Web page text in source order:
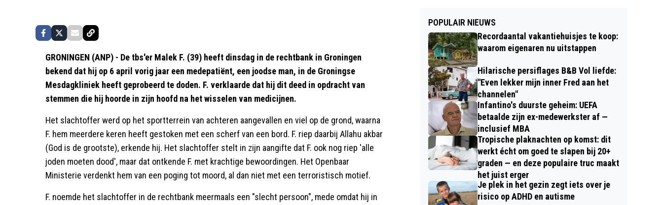
GRONINGEN (ANP) - De tbs'er Malek F. (39) heeft dinsdag in de rechtbank in Groningen
bekend dat hij op 6 april vorig jaar een medepatiënt, een joodse man, in de Groningse
Mesdagkliniek heeft geprobeerd te doden. F. verklaarde dat hij dit deed in opdracht van
stemmen die hij hoorde in zijn hoofd na het wisselen van medicijnen.
Het slachtoffer werd op het sportterrein van achteren aangevallen en viel op de grond, waarna
F. hem meerdere keren heeft gestoken met een scherf van een bord. F. riep daarbij Allahu akbar
(God is de grootste), erkende hij. Het slachtoffer stelt in zijn aangifte dat F. ook nog riep 'alle
joden moeten dood', maar dat ontkende F. met krachtige bewoordingen. Het Openbaar
Ministerie verdenkt hem van een poging tot moord, al dan niet met een terroristisch motief.
F. noemde het slachtoffer in de rechtbank meermaals een "slecht persoon", mede omdat hij in
POPULAIR NIEUWS
Recordaantal vakantiehuisjes te koop:
waarom eigenaren nu uitstappen
Hilarische persiflages B&B Vol liefde:
"Even lekker mijn inner Fred aan het
channelen"
Infantino's duurste geheim: UEFA
betaalde zijn ex-medewerkster af —
inclusief MBA
Tropische plaknachten op komst: dit
werkt écht om goed te slapen bij 20+
graden — en deze populaire truc maakt
het juist erger
Je plek in het gezin zegt iets over je
risico op ADHD en autisme